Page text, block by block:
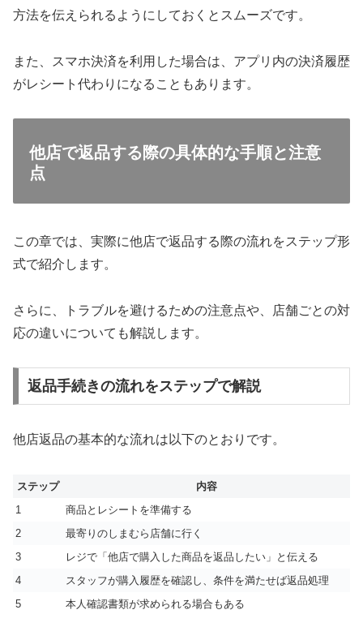
方法を伝えられるようにしておくとスムーズです。
また、スマホ決済を利用した場合は、アプリ内の決済履歴
がレシート代わりになることもあります。
他店で返品する際の具体的な手順と注意
点
この章では、実際に他店で返品する際の流れをステップ形
式で紹介します。
さらに、トラブルを避けるための注意点や、店舗ごとの対
応の違いについても解説します。
返品手続きの流れをステップで解説
他店返品の基本的な流れは以下のとおりです。
ステップ
内容
1
商品とレシートを準備する
2
最寄りのしまむら店舗に行く
3
レジで「他店で購入した商品を返品したい」と伝える
4
スタッフが購入履歴を確認し、条件を満たせば返品処理
5
本人確認書類が求められる場合もある